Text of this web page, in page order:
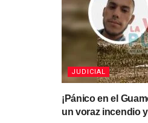
JUDICIAL
¡Pánico en el
un voraz incendio